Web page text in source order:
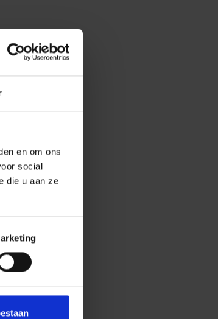
en om ons
social
die u aan ze